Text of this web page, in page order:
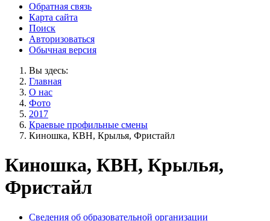
Обратная связь
Карта сайта
Поиск
Авторизоваться
Обычная версия
Вы здесь:
Главная
О нас
Фото
2017
Краевые профильные смены
Киношка, КВН, Крылья, Фристайл
Киношка, КВН, Крылья,
Фристайл
Сведения об образовательной организации